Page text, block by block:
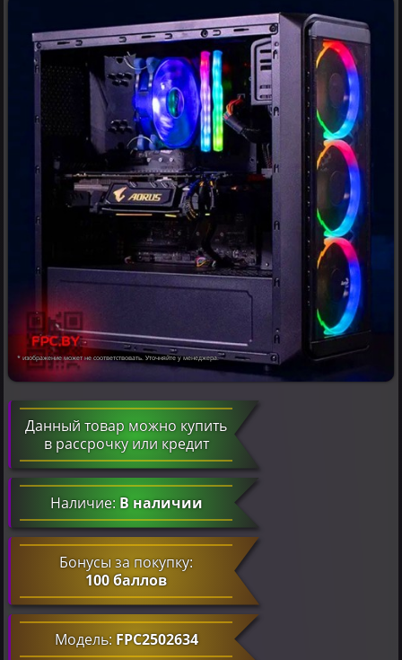
* изображение может не соответствовать. Уточняйте у менеджера.
Данный товар можно купить
в рассрочку или кредит
Наличие:В наличии
Бонусы за покупку:
100 баллов
Модель:FPC2502634